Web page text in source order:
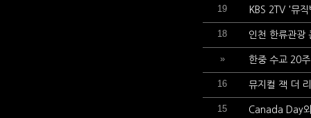
19 KBS 2TV '뮤
18 인천 한류관광
» 한중 수교 20
16 뮤지컬 잭 더
15 Canada Day